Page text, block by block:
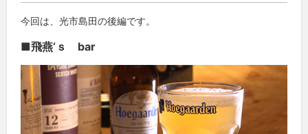
今回は、光市島田の後編です。
■飛燕‘ｓ bar